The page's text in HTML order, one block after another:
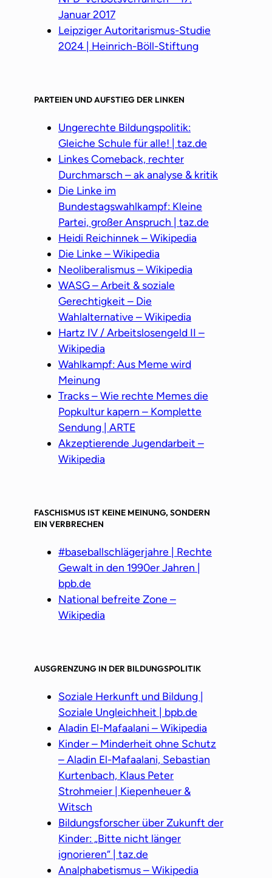
Januar 2017
Leipziger Autoritarismus-Studie
2024 | Heinrich-Böll-Stiftung
PARTEIEN UND AUFSTIEG DER LINKEN
Ungerechte Bildungspolitik:
Gleiche Schule für alle! | taz.de
Linkes Comeback, rechter
Durchmarsch – ak analyse & kritik
Die Linke im
Bundestagswahlkampf: Kleine
Partei, großer Anspruch | taz.de
Heidi Reichinnek – Wikipedia
Die Linke – Wikipedia
Neoliberalismus – Wikipedia
WASG – Arbeit & soziale
Gerechtigkeit – Die
Wahlalternative – Wikipedia
Hartz IV / Arbeitslosengeld II –
Wikipedia
Wahlkampf: Aus Meme wird
Meinung
Tracks – Wie rechte Memes die
Popkultur kapern – Komplette
Sendung | ARTE
Akzeptierende Jugendarbeit –
Wikipedia
FASCHISMUS IST KEINE MEINUNG, SONDERN
EIN VERBRECHEN
#baseballschlägerjahre | Rechte
Gewalt in den 1990er Jahren |
bpb.de
National befreite Zone –
Wikipedia
AUSGRENZUNG IN DER BILDUNGSPOLITIK
Soziale Herkunft und Bildung |
Soziale Ungleichheit | bpb.de
Aladin El-Mafaalani – Wikipedia
Kinder – Minderheit ohne Schutz
– Aladin El-Mafaalani, Sebastian
Kurtenbach, Klaus Peter
Strohmeier | Kiepenheuer &
Witsch
Bildungsforscher über Zukunft der
Kinder: „Bitte nicht länger
ignorieren“ | taz.de
Analphabetismus – Wikipedia